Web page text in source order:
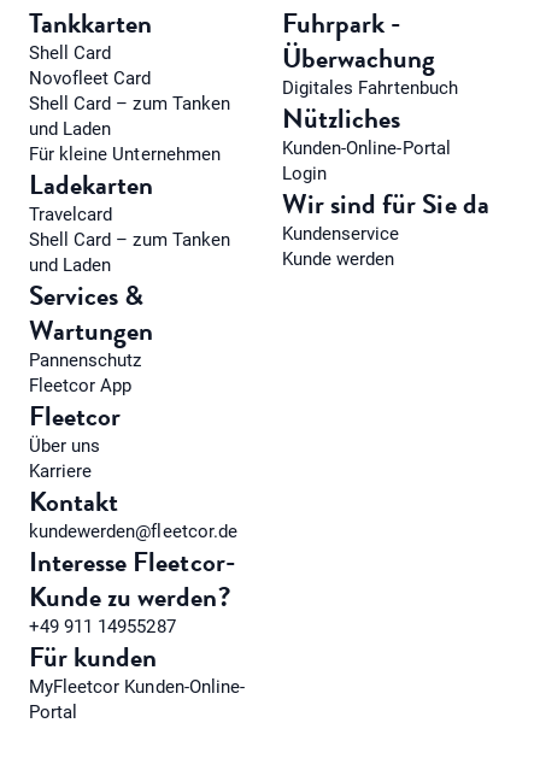
Tankkarten
Shell Card
Novofleet Card
Shell Card – zum Tanken
und Laden
Für kleine Unternehmen
Ladekarten
Travelcard
Shell Card – zum Tanken
und Laden
Services &
Wartungen
Pannenschutz
Fleetcor App
Fuhrpark -
Überwachung
Digitales Fahrtenbuch
Nützliches
Kunden-Online-Portal
Login
Wir sind für Sie da
Kundenservice
Kunde werden
Fleetcor
Über uns
Karriere
Kontakt
kundewerden@fleetcor.de
Interesse Fleetcor-
Kunde zu werden?
+49 911 14955287
Für kunden
MyFleetcor Kunden-Online-
Portal